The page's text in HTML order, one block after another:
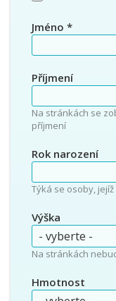
Jméno *
Příjmení
Na stránkách se
příjmení
Rok narození
Týká se osoby,
Výška
Na stránkách
Hmotnost